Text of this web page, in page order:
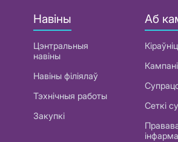
Навіны
Цэнтральныя
навіны
Навіны філіялаў
Тэхнічныя работы
Закупкі
Аб
Сеткі